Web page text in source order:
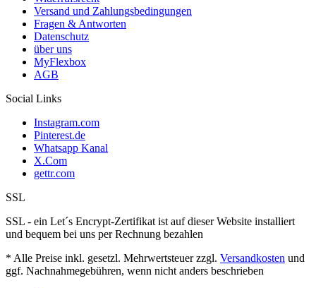
Versand und Zahlungsbedingungen
Fragen & Antworten
Datenschutz
über uns
MyFlexbox
AGB
Social Links
Instagram.com
Pinterest.de
Whatsapp Kanal
X.Com
gettr.com
SSL
SSL - ein Let´s Encrypt-Zertifikat ist auf dieser Website installiert
und bequem bei uns per Rechnung bezahlen
* Alle Preise inkl. gesetzl. Mehrwertsteuer zzgl. Versandkosten und
ggf. Nachnahmegebühren, wenn nicht anders beschrieben